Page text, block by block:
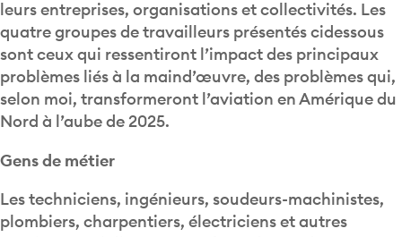
leurs entreprises, organisations et collectivités. Les
quatre groupes de travailleurs présentés cidessous
sont ceux qui ressentiront l’impact des principaux
problèmes liés à la maind’œuvre, des problèmes qui,
selon moi, transformeront l’aviation en Amérique du
Nord à l’aube de 2025.
Gens de métier
Les techniciens, ingénieurs, soudeurs-machinistes,
plombiers, charpentiers, électriciens et autres